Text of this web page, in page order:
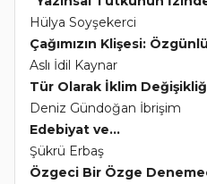
Hülya Soyşekerci
Çağımızın Klişesi:
Aslı İdil Kaynar
Tür Olarak İklim
Deniz Gündoğan İbrişim
Edebiyat ve...
Şükrü Erbaş
Özgeci Bir Özge